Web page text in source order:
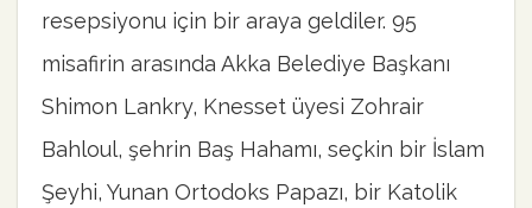
resepsiyonu için bir araya geldiler. 95
misafirin arasında Akka Belediye Başkanı
Shimon Lankry, Knesset üyesi Zohrair
Bahloul, şehrin Baş Hahamı, seçkin bir İslam
Şeyhi, Yunan Ortodoks Papazı, bir Katolik